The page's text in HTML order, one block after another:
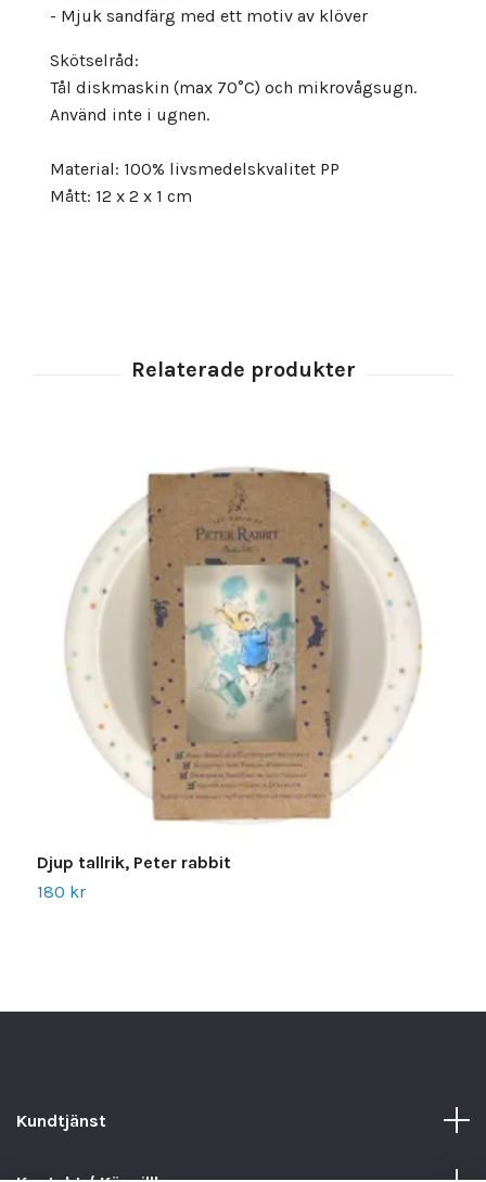
- Mjuk sandfärg med ett motiv av klöver
Skötselråd:
Tål diskmaskin (max 70°C) och mikrovågsugn.
Använd inte i ugnen.
Material: 100% livsmedelskvalitet PP
Mått: 12 x 2 x 1 cm
Djup tallrik, Peter rabbit
180 kr
Kundtjänst